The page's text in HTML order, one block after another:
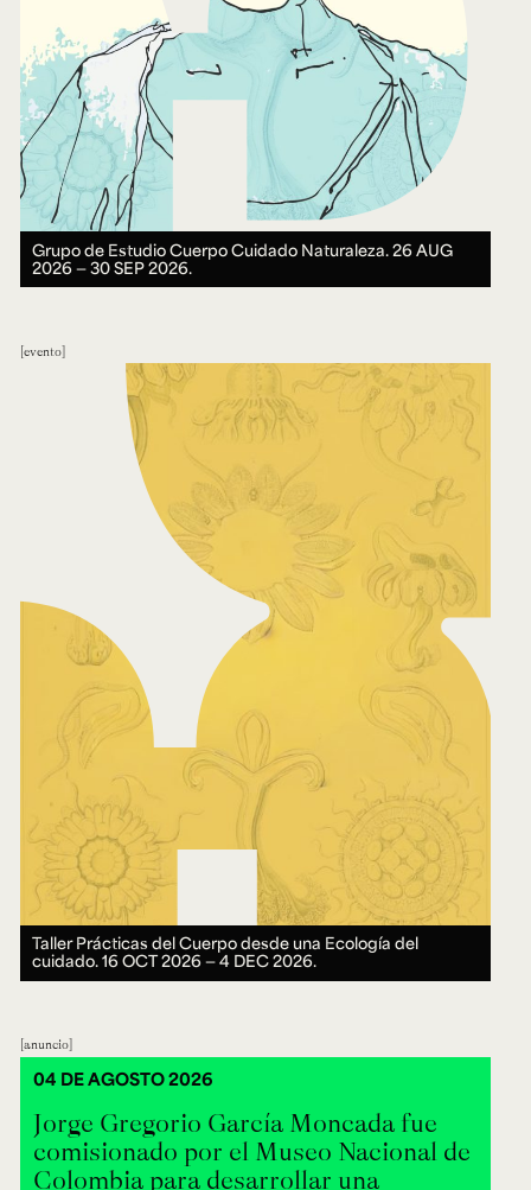
Grupo de Estudio Cuerpo Cuidado Naturaleza.26 AUG
2026 ― 30 SEP 2026.
evento
Taller Prácticas del Cuerpo desde una Ecología del
cuidado.16 OCT 2026 ― 4 DEC 2026.
anuncio
Jorge Gregorio García Moncada fue
comisionado por el Museo Nacional de
Colombia para desarrollar una
04 DE AGOSTO 2026